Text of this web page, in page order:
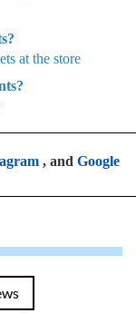
at the store
, and Google